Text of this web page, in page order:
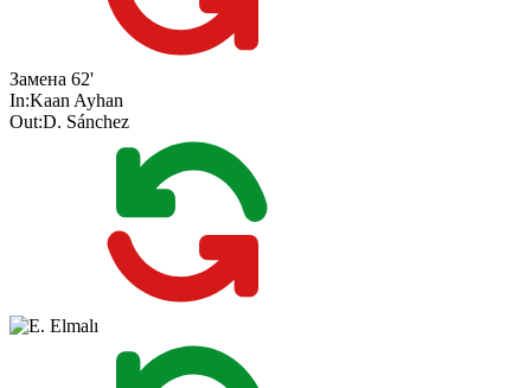
Замена 62'
In:Kaan Ayhan
Out:D. Sánchez